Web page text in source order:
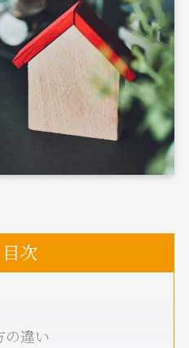
目次
の違い